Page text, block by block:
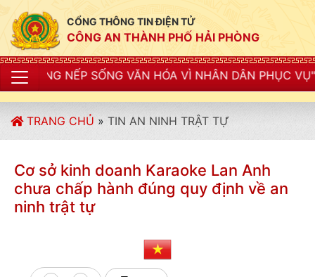
CỔNG THÔNG TIN ĐIỆN TỬ
CÔNG AN THÀNH PHỐ HẢI PHÒNG
VĂN HÓA VÌ NHÂN DÂN PHỤC VỤ"
TRANG CHỦ » TIN AN NINH TRẬT TỰ
Cơ sở kinh doanh Karaoke Lan Anh
chưa chấp hành đúng quy định về an
ninh trật tự